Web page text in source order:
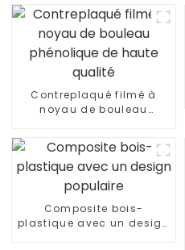
Contreplaqué filmé à
noyau de bouleau
Composite bois-
plastique avec un design